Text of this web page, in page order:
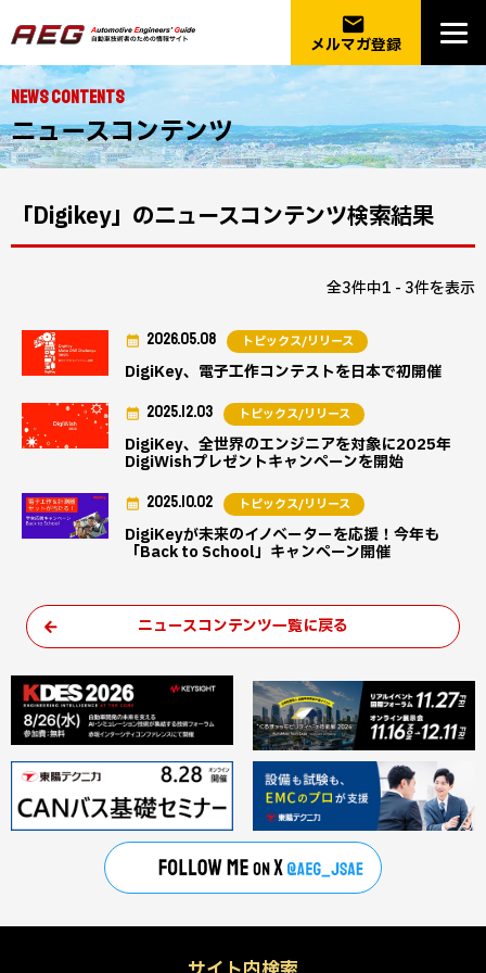
email
メルマガ登録
NEWS CONTENTS
ニュースコンテンツ
「Digikey」のニュースコンテンツ検索結果
全3件中1 - 3件を表示
DigiKey、電子工作コンテストを日本で初開催
2026.05.08 トピックス/リリース
DigiKey、全世界のエンジニアを対象に2025年
DigiWishプレゼントキャンペーンを開始
2025.12.03 トピックス/リリース
DigiKeyが未来のイノベーターを応援！今年も
「Back to School」キャンペーン開催
2025.10.02 トピックス/リリース
ニュースコンテンツ一覧に戻る